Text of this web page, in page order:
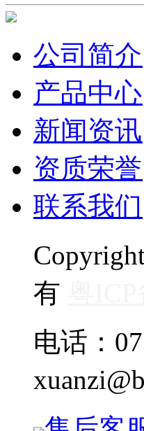
公司简介
产品中心
新闻资讯
资质荣誉
联系我们
有
电话：